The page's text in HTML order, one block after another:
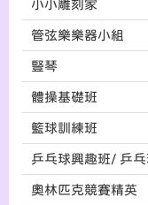
小小雕刻家
管弦樂樂器小組
豎琴
體操基礎班
籃球訓練班
乒乓球興趣班/ 乒
奧林匹克競賽精英